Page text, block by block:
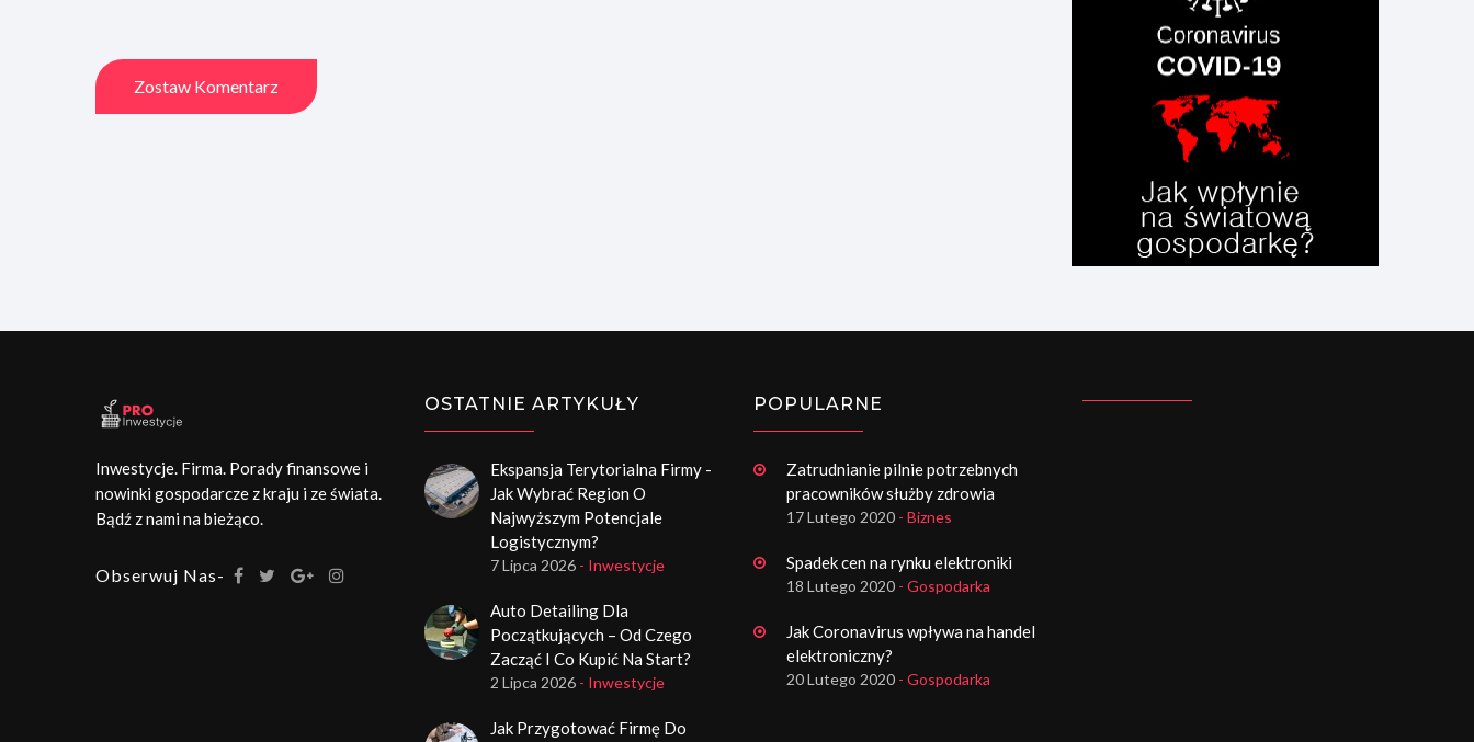
Zostaw Komentarz
Inwestycje. Firma. Porady finansowe i
nowinki gospodarcze z kraju i ze świata.
Bądź z nami na bieżąco.
Obserwuj Nas-
OSTATNIE ARTYKUŁY
Ekspansja Terytorialna Firmy -
Jak Wybrać Region O
Najwyższym Potencjale
Logistycznym?
7 Lipca 2026 - Inwestycje
Auto Detailing Dla
Początkujących – Od Czego
Zacząć I Co Kupić Na Start?
2 Lipca 2026 - Inwestycje
Jak Przygotować Firmę Do
POPULARNE
Zatrudnianie pilnie potrzebnych
pracowników służby zdrowia
17 Lutego 2020 - Biznes
Spadek cen na rynku elektroniki
18 Lutego 2020 - Gospodarka
Jak Coronavirus wpływa na handel
elektroniczny?
20 Lutego 2020 - Gospodarka